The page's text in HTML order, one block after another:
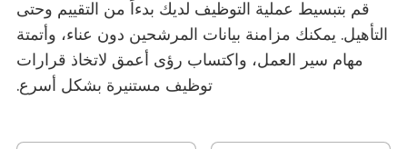
قم بتبسيط عملية التوظيف لديك بدءاً من التقييم وحتى
التأهيل. يمكنك مزامنة بيانات المرشحين دون عناء، وأتمتة
مهام سير العمل، واكتساب رؤى أعمق لاتخاذ قرارات
توظيف مستنيرة بشكل أسرع.